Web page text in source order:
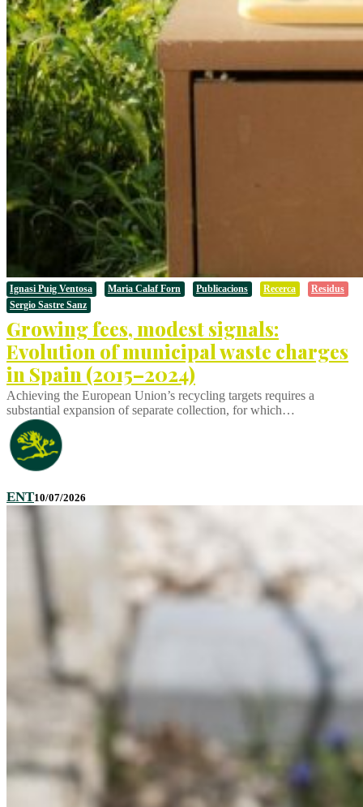
Ignasi Puig Ventosa Maria Calaf Forn Publicacions Recerca
Residus
Sergio Sastre Sanz
Growing fees, modest signals:
Evolution of municipal waste charges
in Spain (2015–2024)
Achieving the European Union’s recycling targets requires a
substantial expansion of separate collection, for which…
ENT10/07/2026